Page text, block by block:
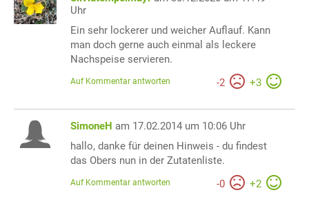
Uhr
Ein sehr lockerer und weicher Auflauf. Kann
man doch gerne auch einmal als leckere
Nachspeise servieren.
-2 +3
Auf Kommentar antworten
SimoneH am 17.02.2014 um 10:06 Uhr
hallo, danke für deinen Hinweis - du findest
das Obers nun in der Zutatenliste.
-0 +2
Auf Kommentar antworten